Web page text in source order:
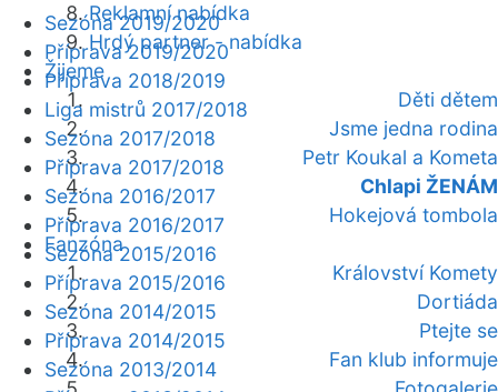
Reklamní nabídka
Hrdý partner - nabídka
Žijeme
Děti dětem
Jsme jedna rodina
Petr Koukal a Kometa
Chlapi ŽENÁM
Hokejová tombola
Fanzóna
Království Komety
Dortiáda
Ptejte se
Fan klub informuje
Sezóna 2019/2020
Příprava 2019/2020
Příprava 2018/2019
Liga mistrů 2017/2018
Sezóna 2017/2018
Příprava 2017/2018
Sezóna 2016/2017
Příprava 2016/2017
Sezóna 2015/2016
Příprava 2015/2016
Sezóna 2014/2015
Příprava 2014/2015
Sezóna 2013/2014